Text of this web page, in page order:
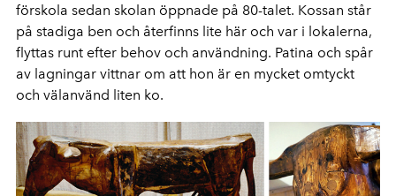
förskola sedan skolan öppnade på 80-talet. Kossan står
på stadiga ben och återfinns lite här och var i lokalerna,
flyttas runt efter behov och användning. Patina och spår
av lagningar vittnar om att hon är en mycket omtyckt
och välanvänd liten ko.